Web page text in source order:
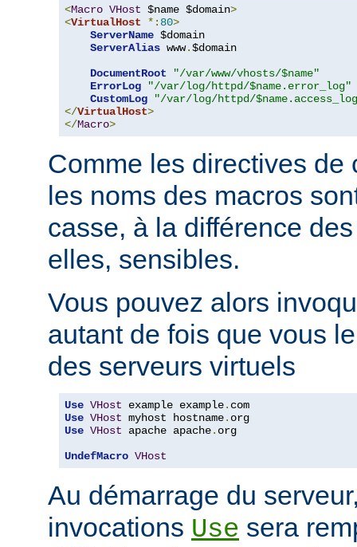
<Macro VHost $name $domain>
<VirtualHost *: 80>
ServerName $domain
ServerAlias www.$domain
DocumentRoot
"/var/www/vhosts/$name"
ErrorLog
"/var/log/httpd/$name.error_log"
CustomLog
"/var/log/httpd/
</VirtualHost>
</Macro>
Comme les directives de
les noms des macros
casse, à la différence
elles, sensibles.
Vous pouvez alors
autant de fois que vous
des serveurs virtuels
Use VHost example example.
Use VHost myhost hostname.
Use VHost apache apache. org
UndefMacro VHost
Au démarrage du
invocations Use sera